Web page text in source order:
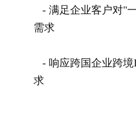
- 满足企业客户对"
需求
- 响应跨国企业跨境
求